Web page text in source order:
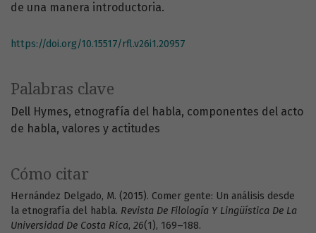
Palabras clave
Dell Hymes etnografía del habla componentes del acto
de habla valores y actitudes
Cómo citar
Hernández Delgado, M. (2015). Comer gente: Un análisis desde
la etnografía del habla. Revista De Filología Y Lingüística De La
Universidad De Costa Rica, 26(1), 169–188.
de una manera introductoria.
https://doi.org/10.15517/rfl.v26i1.20957